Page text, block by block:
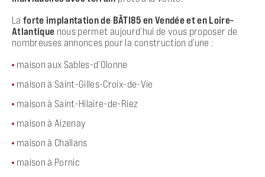
La forte implantation de BÂTI85 en Vendée et en Loire-
Atlantique nous permet aujourd’hui de vous proposer de
nombreuses annonces pour la construction d’une :
maison aux Sables-d’Olonne
maison à Saint-Gilles-Croix-de-Vie
maison à Saint-Hilaire-de-Riez
maison à Aizenay
maison à Challans
maison à Pornic